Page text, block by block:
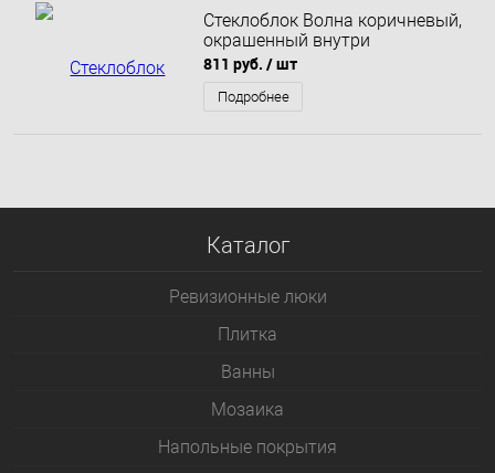
Стеклоблок Волна коричневый,
окрашенный внутри
811 руб. / шт
Подробнее
Каталог
Ревизионные люки
Плитка
Bанны
Мозаика
Напольные покрытия